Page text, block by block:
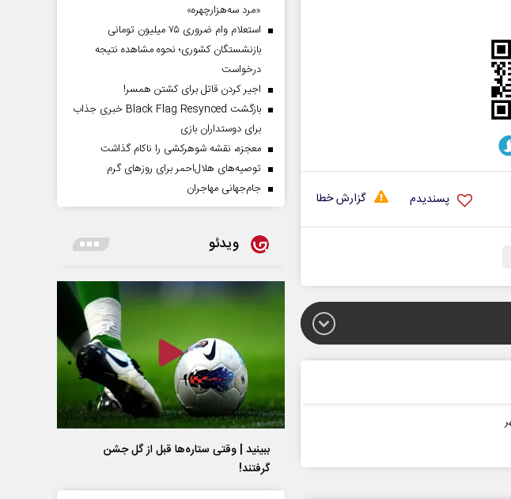
گزارش خطا پسندیدم
«مرد سه‌هزارچهره»
استعلام وام ضروری ۷۵ میلیون تومانی
بازنشستگان کشوری؛ نحوه مشاهده نتیجه
درخواست
اجیر کردن قاتل برای کشتن همسر!
بازگشت Black Flag Resynced خبری جذاب
برای دوستداران بازی
معجزه، نقشه شوهرکشی را ناکام گذاشت
توصیه‌های هلال‌احمر برای روز‌های گرم
جام‌جهانی مهاجران
ویدئو
ببینید | وقتی ستاره‌ها قبل از گل جشن
گرفتند!